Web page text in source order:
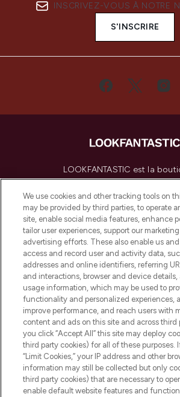
INSCRIVEZ-VOUS À NOTRE
S'INSCRIRE
LOOKFANTASTIC est la
beauté incontournable en
proposant les meilleurs
de la peau, des cheveux et de
de plus de 200 marques
Faites vos achats en ligne
l’application, avec la livraison
55€ d'achat.
Consentement aux
Do Not Sell or Share My
Information
AIDE ET
INFORMATIONS
We use cookies and other tracking tools on
may be provided by third parties, to operate
site, enable social media features, enhance
tailor user experiences, support our
advertising efforts. These also enable us
access and record user and activity data,
addresses and online identifiers, referring
and interactions, browser and device
usage information, which may be used to
functionality and personalized experiences,
improve performance, and reach users with
content and ads on this site and across third
you click “Accept All” this site may deploy
third party cookies) for all of these purposes.
“Limit Cookies,” your IP address and other
information may still be collected but only
third party cookies) that are necessary to
enable default website features and